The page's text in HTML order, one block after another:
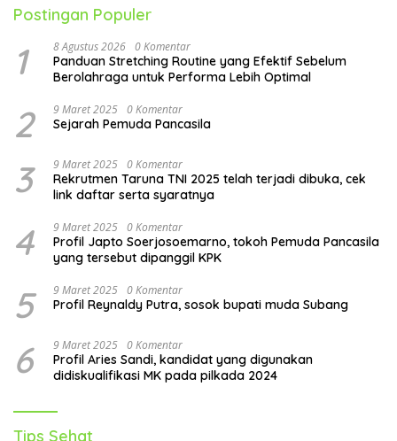
Postingan Populer
1 8 Agustus 2026 0 Komentar
Panduan Stretching Routine yang Efektif Sebelum
Berolahraga untuk Performa Lebih Optimal
2 9 Maret 2025 0 Komentar
Sejarah Pemuda Pancasila
3 9 Maret 2025 0 Komentar
Rekrutmen Taruna TNI 2025 telah terjadi dibuka, cek
link daftar serta syaratnya
4 9 Maret 2025 0 Komentar
Profil Japto Soerjosoemarno, tokoh Pemuda Pancasila
yang tersebut dipanggil KPK
5 9 Maret 2025 0 Komentar
Profil Reynaldy Putra, sosok bupati muda Subang
6 9 Maret 2025 0 Komentar
Profil Aries Sandi, kandidat yang digunakan
didiskualifikasi MK pada pilkada 2024
Tips Sehat